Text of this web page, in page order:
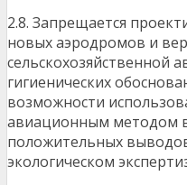
2.8. Запрещается
новых аэродромов и
сельскохозяйственной
гигиенических
возможности
авиационным методом
положительных
экологическом